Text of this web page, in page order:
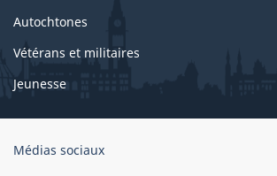
Autochtones
Vétérans et militaires
Jeunesse
Organisation
Médias sociaux